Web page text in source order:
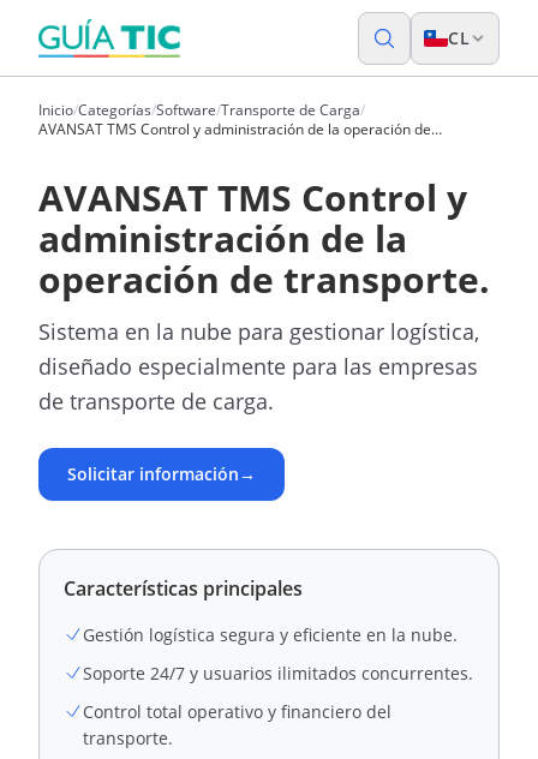
CL
Inicio/Categorías/Software/Transporte de Carga/
AVANSAT TMS Control y administración de la operación de
AVANSAT TMS Control y
administración de la
operación de transporte.
Sistema en la nube para gestionar logística,
diseñado especialmente para las empresas
de transporte de carga.
Solicitar información→
Características principales
Gestión logística segura y eficiente en la nube.
Soporte 24/7 y usuarios ilimitados concurrentes.
Control total operativo y financiero del
transporte.